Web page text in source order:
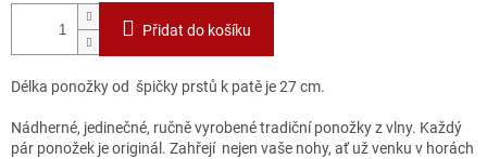
Přidat do košíku
Délka ponožky od špičky prstů k patě je 27 cm.
Nádherné, jedinečné, ručně vyrobené tradiční ponožky z vlny. Každý
pár ponožek je originál. Zahřejí nejen vaše nohy, ať už venku v horách